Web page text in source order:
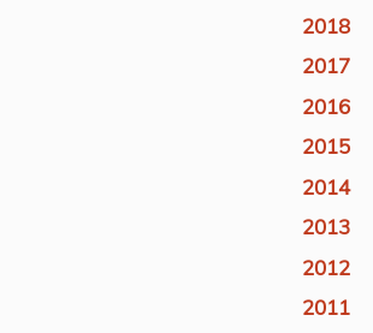
2018
2017
2016
2015
2014
2013
2012
2011